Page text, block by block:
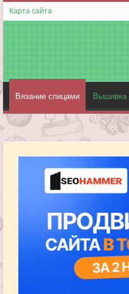
Карта сайта
Вязание спицами Вышивка